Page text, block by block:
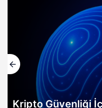
Kripto Güvenliği